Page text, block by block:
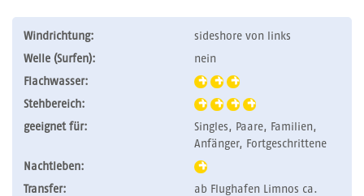
Windrichtung:
sideshore von links
Welle (Surfen):
nein
Flachwasser:
Stehbereich:
geeignet für:
Singles, Paare, Familien,
Anfänger, Fortgeschrittene
Nachtleben:
Transfer:
ab Flughafen Limnos ca.